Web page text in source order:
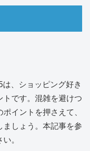
、ショッピング好き
です。混雑を避けつ
イントを押さえて、
しょう。本記事を参
。